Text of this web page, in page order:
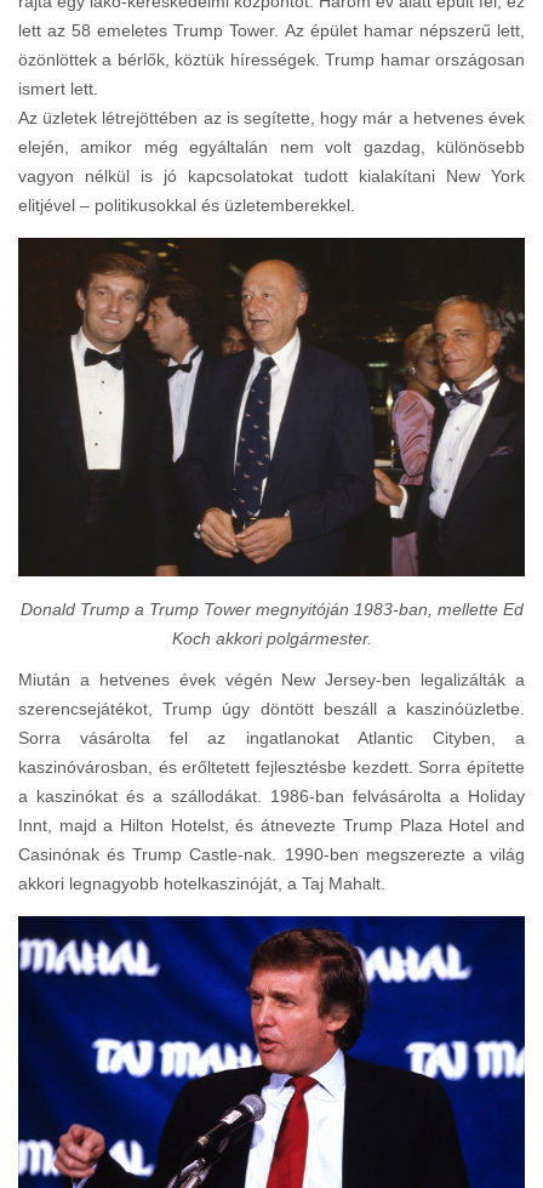
lett az 58 emeletes Trump Tower. Az épület hamar népszerű lett,
özönlöttek a bérlők, köztük hírességek. Trump hamar országosan
ismert lett.
Az üzletek létrejöttében az is segítette, hogy már a hetvenes évek
elején, amikor még egyáltalán nem volt gazdag, különösebb
vagyon nélkül is jó kapcsolatokat tudott kialakítani New York
elitjével – politikusokkal és üzletemberekkel.
Donald Trump a Trump Tower megnyitóján 1983-ban, mellette Ed
Koch akkori polgármester.
Miután a hetvenes évek végén New Jersey-ben legalizálták a
szerencsejátékot, Trump úgy döntött beszáll a kaszinóüzletbe.
Sorra vásárolta fel az ingatlanokat Atlantic Cityben, a
kaszinóvárosban, és erőltetett fejlesztésbe kezdett. Sorra építette
a kaszinókat és a szállodákat. 1986-ban felvásárolta a Holiday
Innt, majd a Hilton Hotelst, és átnevezte Trump Plaza Hotel and
Casinónak és Trump Castle-nak. 1990-ben megszerezte a világ
akkori legnagyobb hotelkaszinóját, a Taj Mahalt.